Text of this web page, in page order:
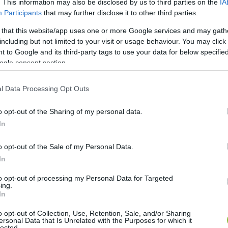
This information may also be disclosed by us to third parties on the
Participants that may further disclose it to other third parties.
that this website/app uses one or more Google services and may
but not limited to your visit or usage behaviour. You may
to Google and its third-party tags to use your data for below
consent section.
Data Processing Opt Outs
opt-out of the Sharing of my personal data.
opt-out of the Sale of my Personal Data.
opt-out of processing my Personal Data for Targeted
opt-out of Collection, Use, Retention, Sale, and/or Sharing
Data that Is Unrelated with the Purposes for which it
esélyes két politikai párt jelöltjeivel
és Salacz Lászlóval (Fidesz).
2. számú választókerületének kormánypárti
mentő- és gyalogos feljárójára szánna a
vel kapcsolatos korábbi kijelentéséből (0,3
is. Például újra tudta melegíteni a
intézett el, és ami a választás
az intézkedés körülményeit, mert 10 éve
kerestek rá, akkor cserébe
az önkormányzati médiában, most pedig
narratíváinak megfelelően. Országos